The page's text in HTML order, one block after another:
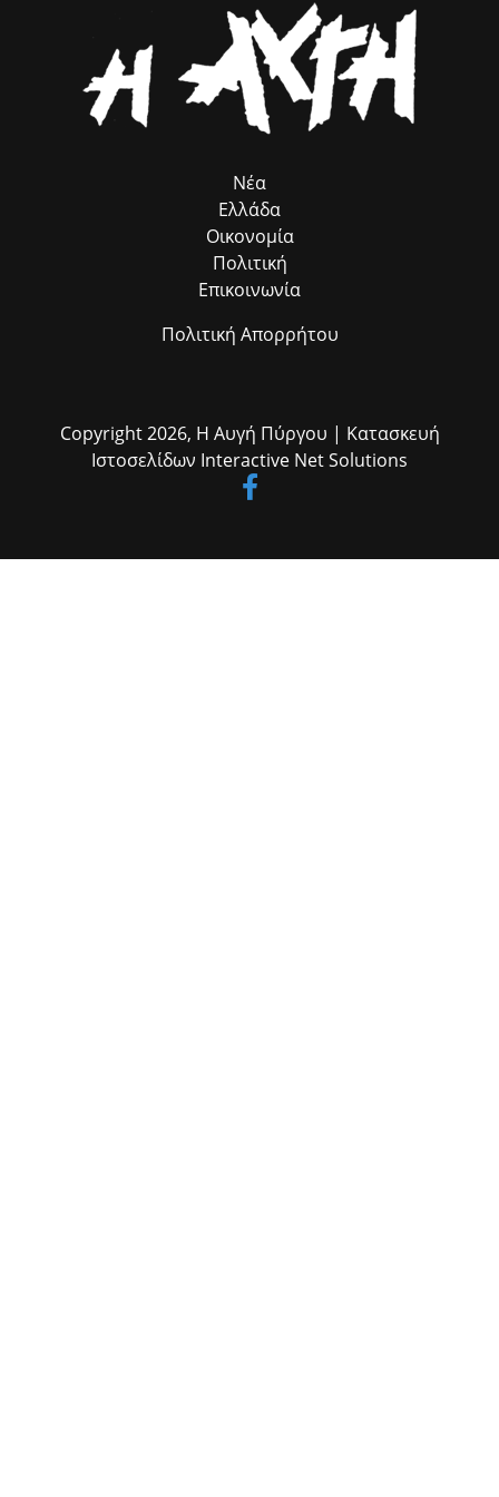
συμβολή του προγράμματος, που λειτουργεί ως πολύτιμος
σύμβουλος προσέλκυσης πόρων, χωρίς να επιβαρύνει ούτε με ένα
ευρώ τον Δήμο μας. Παράλληλα, εκφράζω τις θερμές μου ευχαριστίες
στον αρμόδιο Αντιδήμαρχο κ. Ηλία Ευσταθόπουλο για τον
συντονισμό, τη Διεύθυνση Πρόνοιας και την Προϊσταμένη της κα Σία
Ανδριοπούλου, καθώς και τον άμισθο σύμβουλό μου για θέματα
Ρομά κ. Νίκο Μπατζαλή, για την ακριβή μεταφορά των αναγκών από
η ομαδική δουλειά φέρνει απτά αποτελέσματα για όλους τους
Νέα
Ελλάδα
Οικονομία
Πολιτική
Επικοινωνία
Πολιτική Απορρήτου
Copyright 2026, Η Αυγή Πύργου | Κατασκευή
Ιστοσελίδων Interactive Net Solutions